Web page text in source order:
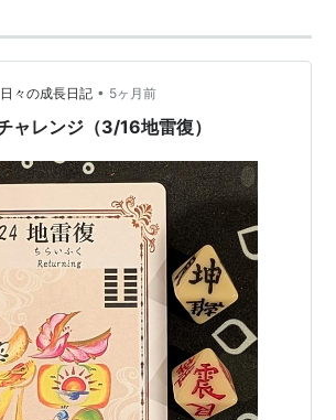
々の成長日記 • 5ヶ月前
ャレンジ（3/16地雷復）